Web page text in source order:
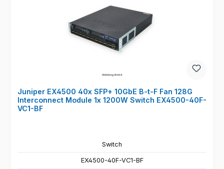
Juniper EX4500 40x SFP+ 10GbE B-t-F Fan 128G
Interconnect Module 1x 1200W Switch EX4500-40F-
VC1-BF
Switch
EX4500-40F-VC1-BF